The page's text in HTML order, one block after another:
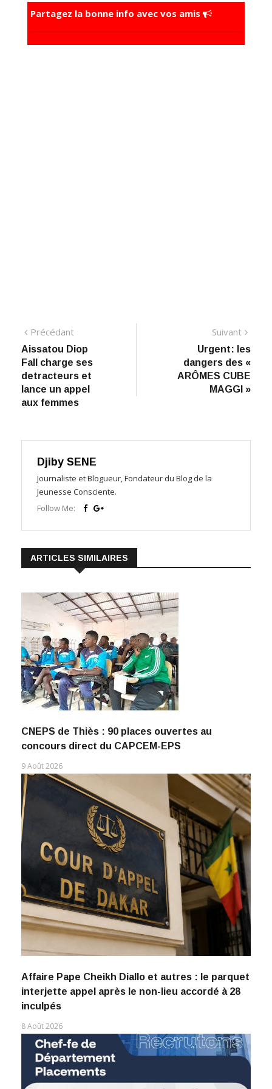
Partagez la bonne info avec vos amis
Navigation
de
l’article
PrécédantPrécédant:
Aissatou Diop
Fall charge ses
detracteurs et
lance un appel
aux femmes
Suivant
Urgent: les
dangers des «
ARÔMES CUBE
MAGGI »
Djiby SENE
Journaliste et Blogueur, Fondateur du Blog de la
Jeunesse Consciente.
Follow Me:
ARTICLES SIMILAIRES
CNEPS de Thiès : 90 places ouvertes au
concours direct du CAPCEM-EPS
9 Août 2026
Affaire Pape Cheikh Diallo et autres : le parquet
interjette appel après le non-lieu accordé à 28
inculpés
8 Août 2026